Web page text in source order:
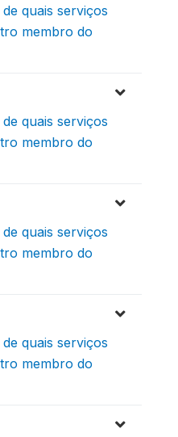
quais serviços
membro do
quais serviços
membro do
quais serviços
membro do
quais serviços
membro do